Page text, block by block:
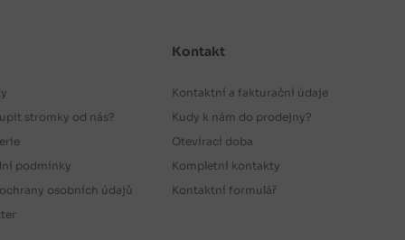
stromky od nás?
podmínky
osobních údajů
Kontakt
Kontaktní a fakturační údaje
Kudy k nám do prodejny?
Otevírací doba
Kompletní kontakty
Kontaktní formulář